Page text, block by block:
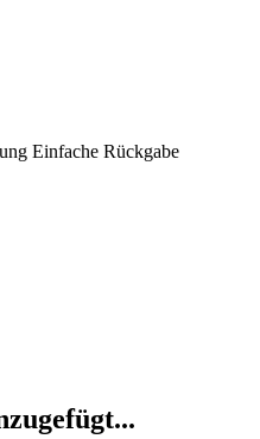
Einfache Rückgabe